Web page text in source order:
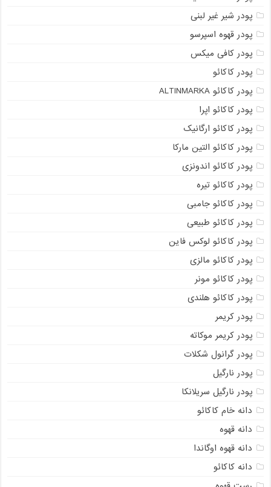
پودر شیر غیر لبنی
پودر قهوه اسپرسو
پودر کافی میکس
پودر کاکائو
پودر کاکائو ALTINMARKA
پودر کاکائو اپرا
پودر کاکائو ارگانیک
پودر کاکائو التین مارکا
پودر کاکائو اندونزی
پودر کاکائو تیره
پودر کاکائو جامبی
پودر کاکائو طبیعی
پودر کاکائو لوکس فاین
پودر کاکائو مالزی
پودر کاکائو مونر
پودر کاکائو هلندی
پودر کریمر
پودر کریمر موکاته
پودر گرانول شکلات
پودر نارگیل
پودر نارگیل سریلانکا
دانه خام کاکائو
دانه قهوه
دانه قهوه اوگاندا
دانه کاکائو